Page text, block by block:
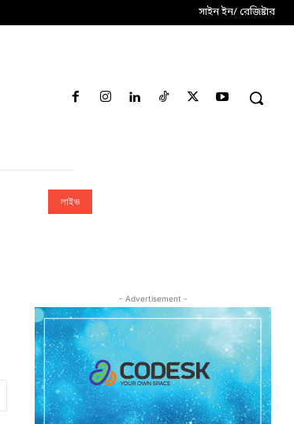
সাইন ইন/ রেজিষ্টার
লাইভ
- Advertisement -